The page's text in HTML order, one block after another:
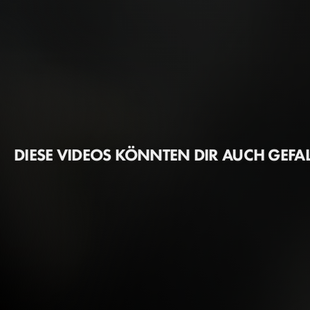
DIESE VIDEOS KÖNNTEN DIR AUCH